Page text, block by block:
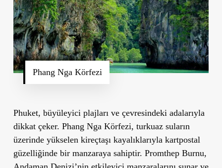
Phang Nga Körfezi
Phuket, büyüleyici plajları ve çevresindeki adalarıyla
dikkat çeker. Phang Nga Körfezi, turkuaz suların
üzerinde yükselen kireçtaşı kayalıklarıyla kartpostal
güzelliğinde bir manzaraya sahiptir. Promthep Burnu,